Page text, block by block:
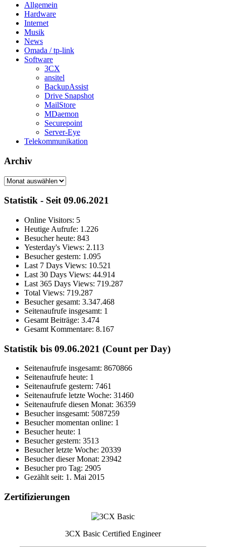
Allgemein
Hardware
Internet
Musik
News
Omada / tp-link
Software
3CX
ansitel
BackupAssist
Drive Snapshot
MailStore
MDaemon
Securepoint
Server-Eye
Telekommunikation
Archiv
Archiv
Statistik - Seit 09.06.2021
Online Visitors: 5
Heutige Aufrufe: 1.226
Besucher heute: 843
Yesterday's Views: 2.113
Besucher gestern: 1.095
Last 7 Days Views: 10.521
Last 30 Days Views: 44.914
Last 365 Days Views: 719.287
Total Views: 719.287
Besucher gesamt: 3.347.468
Seitenaufrufe insgesamt: 1
Gesamt Beiträge: 3.474
Gesamt Kommentare: 8.167
Statistik bis 09.06.2021 (Count per Day)
Seitenaufrufe insgesamt: 8670866
Seitenaufrufe heute: 1
Seitenaufrufe gestern: 7461
Seitenaufrufe letzte Woche: 31460
Seitenaufrufe diesen Monat: 36359
Besucher insgesamt: 5087259
Besucher momentan online: 1
Besucher heute: 1
Besucher gestern: 3513
Besucher letzte Woche: 20339
Besucher dieser Monat: 23942
Besucher pro Tag: 2905
Gezählt seit: 1. Mai 2015
Zertifizierungen
3CX Basic Certified Engineer